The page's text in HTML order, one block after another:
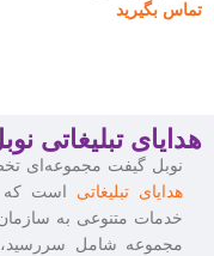
تماس بگیرید
هدایای تبلیغاتی
نوبل گیفت مجموعه‌ای
هدایای تبلیغاتی است که
خدمات متنوعی به
مجموعه شامل سررسید،